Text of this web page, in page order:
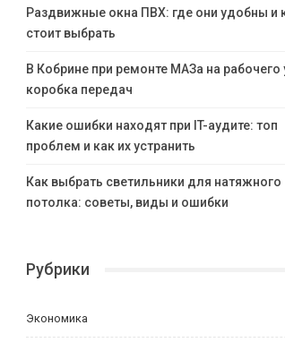
Раздвижные окна ПВХ: где они удобны и
стоит выбрать
В Кобрине при ремонте МАЗа на рабочего
коробка передач
Какие ошибки находят при IT-аудите: топ
проблем и как их устранить
Как выбрать светильники для натяжного
потолка: советы, виды и ошибки
Рубрики
Экономика